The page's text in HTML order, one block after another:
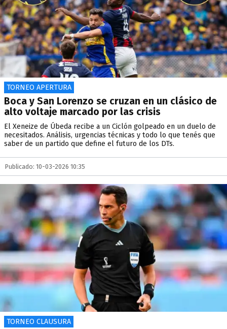
TORNEO APERTURA
Boca y San Lorenzo se cruzan en un clásico de
alto voltaje marcado por las crisis
El Xeneize de Úbeda recibe a un Ciclón golpeado en un duelo de
necesitados. Análisis, urgencias técnicas y todo lo que tenés que
saber de un partido que define el futuro de los DTs.
Publicado: 10-03-2026 10:35
TORNEO CLAUSURA